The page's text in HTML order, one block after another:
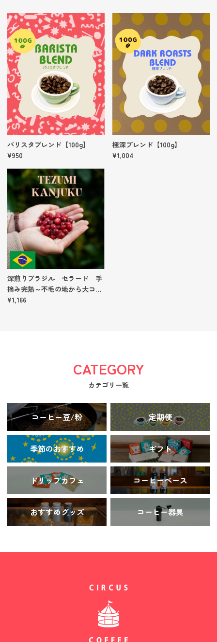
バリスタブレンド【100g】
¥950
極深ブレンド【100g】
¥1,004
深煎りブラジル セラード 手
摘み完熟～不毛の地から大コー
ヒー産地へ～ 【100g】
¥1,166
CATEGORY
カテゴリ一覧
コーヒー豆/粉 定期便
季節のおすすめ ギフト
ドリップカフェ コーヒーベース
おすすめグッズ コーヒー器具